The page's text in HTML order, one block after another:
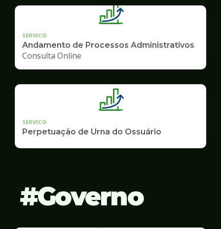
SERVICO
Andamento de Processos Administrativos
Consulta Online
SERVICO
Perpetuação de Urna do Ossuário
Governo